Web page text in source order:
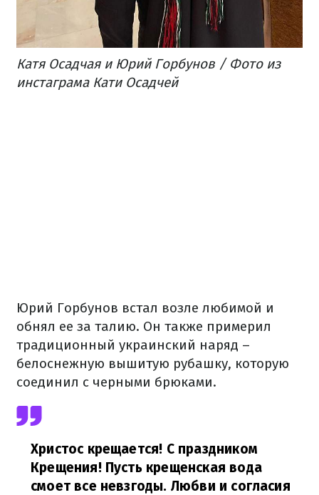
Катя Осадчая и Юрий Горбунов / Фото из
инстаграма Кати Осадчей
Юрий Горбунов встал возле любимой и
обнял ее за талию. Он также примерил
традиционный украинский наряд –
белоснежную вышитую рубашку, которую
соединил с черными брюками.
Христос крещается! С праздником
Крещения! Пусть крещенская вода
смоет все невзгоды. Любви и согласия